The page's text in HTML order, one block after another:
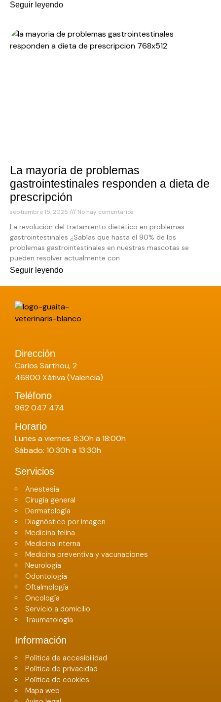
Seguir leyendo
La mayoría de problemas
gastrointestinales responden a dieta de
prescripción
septiembre 15, 2025 No hay comentarios
La revolución del tratamiento dietético en problemas
gastrointestinales ¿Sabías que hasta el 90% de los
problemas gastrointestinales en nuestras mascotas se
pueden resolver actualmente con
Seguir leyendo
Dirección
Carlos Sarthou, 2
46800 Xàtiva (Valencia)
Teléfono
962 047 474
Horario
Lunes a viernes: 8:30h a 18:00h
Sábado: 10:30h a 13:30h
Servicios
Anestesia
Cirugía general
Dermatología
Diagnóstico por imagen
Medicina felina
Medicina interna
Medicina preventiva y vacunaciones
Neurología
Odontología
Oftalmología
Oncología
Servicio a domicilio
Traumatología
Información
Política de accesibilidad
Política de privacidad
Política de cookies
Mapa web